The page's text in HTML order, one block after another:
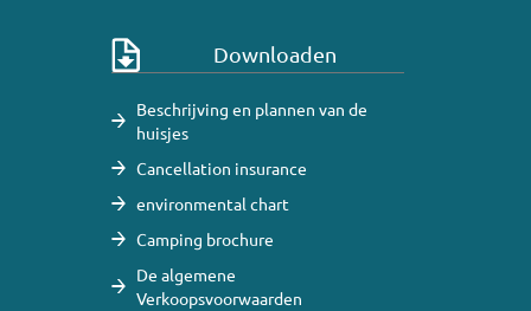
Downloaden
Beschrijving en plannen van de
huisjes
Cancellation insurance
environmental chart
Camping brochure
De algemene
Verkoopsvoorwaarden